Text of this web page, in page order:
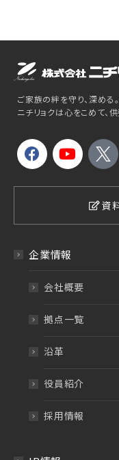
ご家族の絆を守り、深める。
ニチリョクは心をこめて、
資
企業情報
会社概要
拠点一覧
沿革
役員紹介
採用情報